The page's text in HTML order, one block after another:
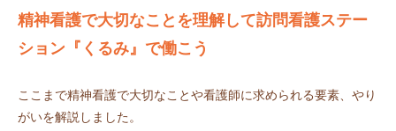
精神看護で大切なことを理解して訪問看護ステー
ション『くるみ』で働こう
ここまで精神看護で大切なことや看護師に求められる要素、やり
がいを解説しました。